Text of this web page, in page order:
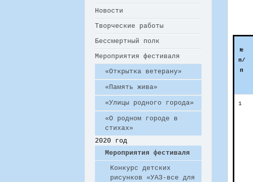
Новости
Творческие работы
Бессмертный полк
Мероприятия фестиваля
«Открытка ветерану»
«Память жива»
«Улицы родного города»
«О родном городе в
стихах»
2020 год
Мероприятия фестиваля
Конкурс детских
рисунков «УАЗ-все для
№
п/
п
1